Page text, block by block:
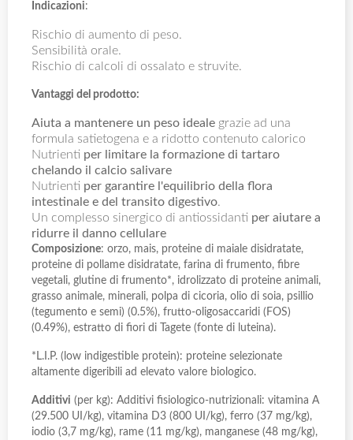
Indicazioni:
Rischio di aumento di peso.
Sensibilità orale.
Rischio di calcoli di ossalato e struvite.
Vantaggi del prodotto:
Aiuta a mantenere un peso ideale grazie ad una
formula satietogena e a ridotto contenuto calorico
Nutrienti per limitare la formazione di tartaro
chelando il calcio salivare
Nutrienti per garantire l'equilibrio della flora
intestinale e del transito digestivo.
Un complesso sinergico di antiossidanti per aiutare a
ridurre il danno cellulare
Composizione: orzo, mais, proteine di maiale disidratate,
proteine di pollame disidratate, farina di frumento, fibre
vegetali, glutine di frumento*, idrolizzato di proteine animali,
grasso animale, minerali, polpa di cicoria, olio di soia, psillio
(tegumento e semi) (0.5%), frutto-oligosaccaridi (FOS)
(0.49%), estratto di fiori di Tagete (fonte di luteina).
*L.I.P. (low indigestible protein): proteine selezionate
altamente digeribili ad elevato valore biologico.
Additivi (per kg): Additivi fisiologico-nutrizionali: vitamina A
(29.500 UI/kg), vitamina D3 (800 UI/kg), ferro (37 mg/kg),
iodio (3,7 mg/kg), rame (11 mg/kg), manganese (48 mg/kg),